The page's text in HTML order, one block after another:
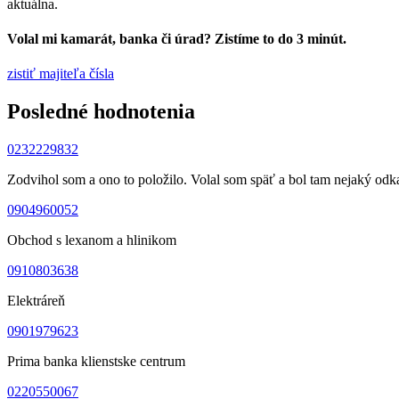
aktuálna.
Volal mi kamarát, banka či úrad? Zistíme to do 3 minút.
zistiť majiteľa čísla
Posledné hodnotenia
0232229832
Zodvihol som a ono to položilo. Volal som späť a bol tam nejaký
0904960052
Obchod s lexanom a hlinikom
0910803638
Elektráreň
0901979623
Prima banka klienstske centrum
0220550067